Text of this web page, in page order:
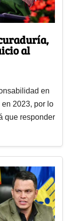
al
en
2023, por lo
que responder